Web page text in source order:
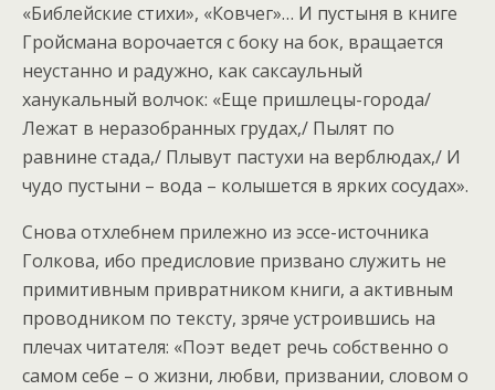
«Библейские стихи», «Ковчег»… И пустыня в книге
Гройсмана ворочается с боку на бок, вращается
неустанно и радужно, как саксаульный
ханукальный волчок: «Еще пришлецы-города/
Лежат в неразобранных грудах,/ Пылят по
равнине стада,/ Плывут пастухи на верблюдах,/ И
чудо пустыни – вода – колышется в ярких сосудах».
Снова отхлебнем прилежно из эссе-источника
Голкова, ибо предисловие призвано служить не
примитивным привратником книги, а активным
проводником по тексту, зряче устроившись на
плечах читателя: «Поэт ведет речь собственно о
самом себе – о жизни, любви, призвании, словом о